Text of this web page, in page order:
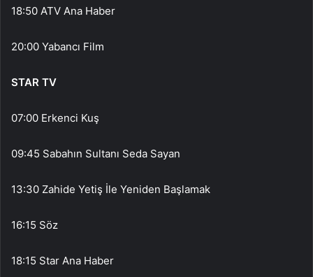
18:50 ATV Ana Haber
20:00 Yabancı Film
STAR TV
07:00 Erkenci Kuş
09:45 Sabahın Sultanı Seda Sayan
13:30 Zahide Yetiş İle Yeniden Başlamak
16:15 Söz
18:15 Star Ana Haber